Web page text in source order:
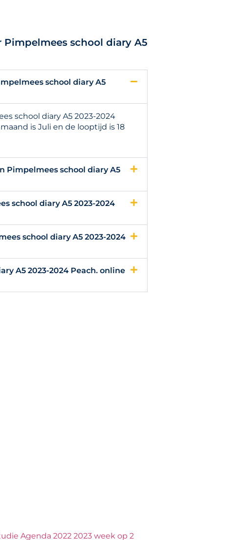
Pimpelmees school diary A5
school diary A5
school diary A5 2023-2024
is Juli en de looptijd is 18
Pimpelmees school diary A5
school diary A5 2023-2024
school diary A5 2023-2024
A5 2023-2024 Peach. online
Agenda 2022 2023 week op 2